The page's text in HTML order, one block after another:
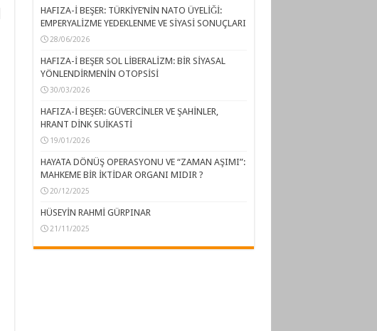
HAFIZA-İ BEŞER: TÜRKİYE’NİN NATO ÜYELİĞİ:
EMPERYALİZME YEDEKLENME VE SİYASİ SONUÇLARI
28/06/2026
HAFIZA-İ BEŞER SOL LİBERALİZM: BİR SİYASAL
YÖNLENDİRMENİN OTOPSİSİ
30/03/2026
HAFIZA-İ BEŞER: GÜVERCİNLER VE ŞAHİNLER,
HRANT DİNK SUİKASTİ
19/01/2026
HAYATA DÖNÜŞ OPERASYONU VE “ZAMAN AŞIMI”:
MAHKEME BİR İKTİDAR ORGANI MIDIR ?
20/12/2025
HÜSEYİN RAHMİ GÜRPINAR
21/11/2025